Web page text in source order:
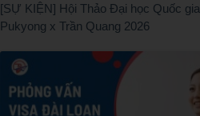
[SỰ KIỆN] Hội Thảo Đại học Quốc gia
Pukyong x Trần Quang 2026